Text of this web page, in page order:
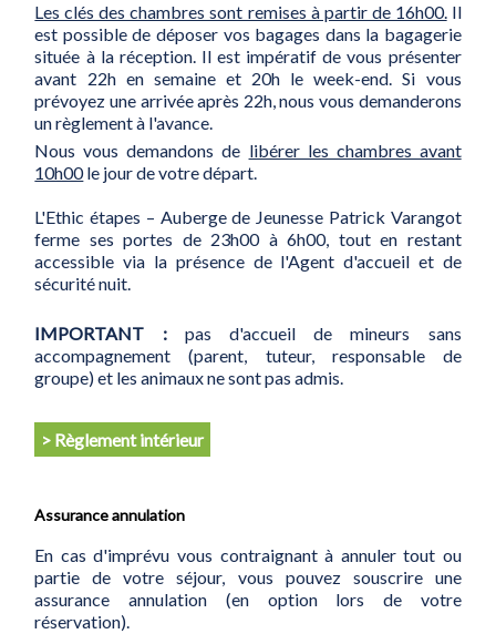
Les clés des chambres sont remises à partir de 16h00.Il
est possible de déposer vos bagages dans la bagagerie
située à la réception. Il est impératif de vous présenter
avant 22h en semaine et 20h le week-end. Si vous
prévoyez une arrivée après 22h, nous vous demanderons
un règlement à l'avance.
Nous vous demandons de libérer les chambres avant
10h00le jour de votre départ.
L'Ethic étapes – Auberge de Jeunesse Patrick Varangot
ferme ses portes de 23h00 à 6h00, tout en restant
accessible via la présence de l'Agent d'accueil et de
sécurité nuit.
IMPORTANT :pas d'accueil de mineurs sans
accompagnement (parent, tuteur, responsable de
groupe) et les animaux ne sont pas admis.
> Règlement intérieur
Assurance annulation
En cas d'imprévu vous contraignant à annuler tout ou
partie de votre séjour, vous pouvez souscrire une
assurance annulation (en option lors de votre
réservation).